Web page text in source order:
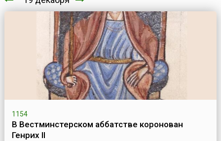
1154
В Вестминстерском аббатстве коронован
Генрих II